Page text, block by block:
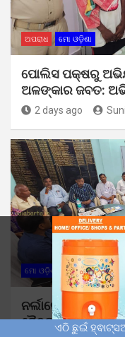
ଅପରାଧ ମୋ ଓଡ଼ିଶା
ପୋଲିସ ପକ୍ଷରୁ
ଅଳଙ୍କାର ଜବତ:
2 days ago
ମୋ ଓଡ଼ିଶା
ନର୍ଲାରେ ୮୦ତମ
ବୈଠକଏଠି ଛୁଇଁ